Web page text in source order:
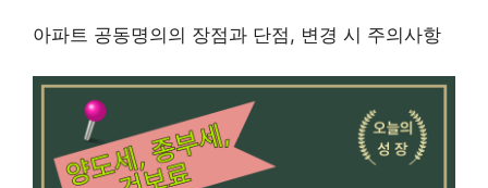
아파트 공동명의의 장점과 단점, 변경 시 주의사항